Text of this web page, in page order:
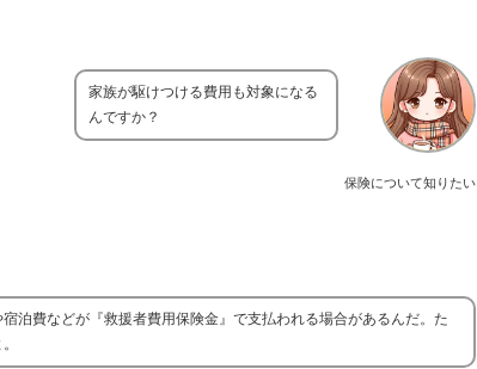
保険について知りたい
家族が駆けつける費用も対象になる
んですか？
泊費などが『救援者費用保険金』で支払われる場合があるんだ。た